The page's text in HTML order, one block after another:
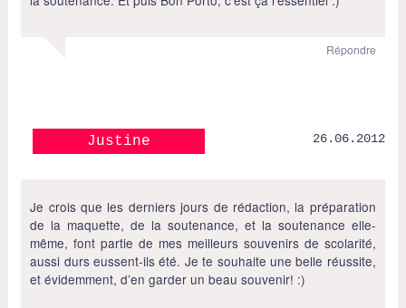
Répondre
Justine 26.06.2012
Je crois que les derniers jours de rédaction, la préparation
de la maquette, de la soutenance, et la soutenance elle-
même, font partie de mes meilleurs souvenirs de scolarité,
aussi durs eussent-ils été. Je te souhaite une belle réussite,
et évidemment, d’en garder un beau souvenir! :)